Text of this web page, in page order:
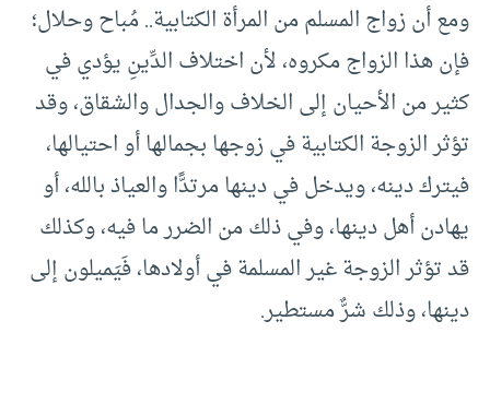
ومع أن زواج المسلم من المرأة الكتابية.. مُباح وحلال؛
فإن هذا الزواج مكروه، لأن اختلاف الدِّينِ يؤدي في
كثير من الأحيان إلى الخلاف والجدال والشقاق، وقد
تؤثر الزوجة الكتابية في زوجها بجمالها أو احتيالها،
فيترك دينه، ويدخل في دينها مرتدًّا والعياذ بالله، أو
يهادن أهل دينها، وفي ذلك من الضرر ما فيه، وكذلك
قد تؤثر الزوجة غير المسلمة في أولادها، فَيَميلون إلى
دينها، وذلك شرٌّ مستطير.